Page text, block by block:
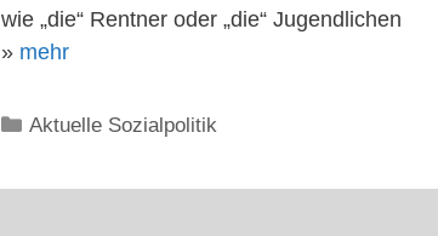
wie „die“ Rentner oder „die“ Jugendlichen
» mehr
Kategorien
Aktuelle Sozialpolitik